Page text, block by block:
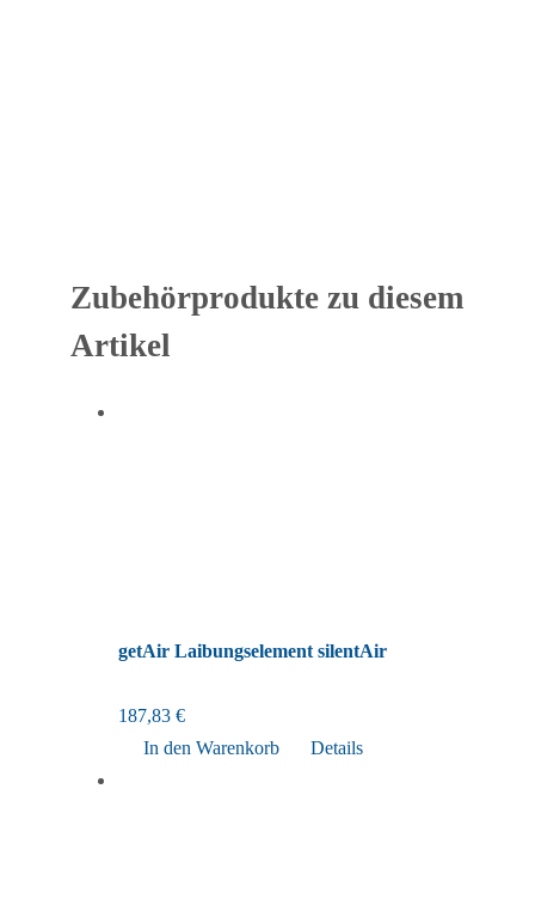
Zubehörprodukte zu diesem
Artikel
getAir Laibungselement silentAir
187,83€
In den Warenkorb
Details